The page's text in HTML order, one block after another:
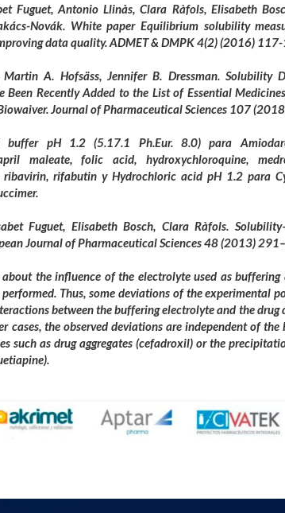
Fuguet, Antonio Llinàs, Clara Ràfols, Elisabeth
Novák. White paper Equilibrium solubility
data quality. ADMET & DMPK 4(2) (2016)
Martin A. Hofsäss, Jennifer B. Dressman. Solubility
Been Recently Added to the List of Essential
Journal of Pharmaceutical Sciences 107
buffer pH 1.2 (5.17.1 Ph.Eur. 8.0) para
maleate, folic acid, hydroxychloroquine,
ribavirin, rifabutin y Hydrochloric acid pH 1.2 para
Fuguet, Elisabeth Bosch, Clara Ràfols.
Journal of Pharmaceutical Sciences 48 (2013)
the influence of the electrolyte used as
Thus, some deviations of the experimental
between the buffering electrolyte and the
cases, the observed deviations are independent of
such as drug aggregates (cefadroxil) or the